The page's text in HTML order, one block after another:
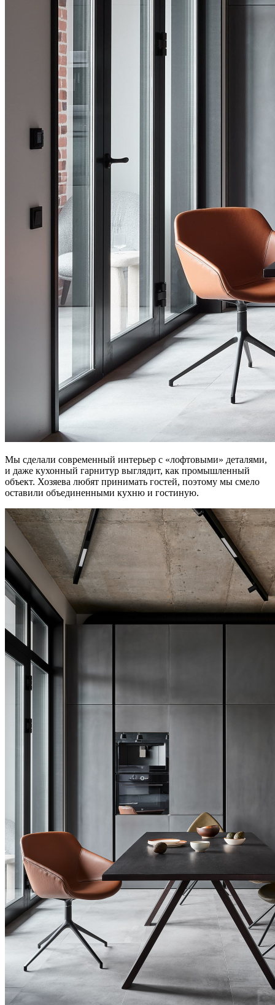
Мы сделали современный интерьер с «лофтовыми» деталями,
и даже кухонный гарнитур выглядит, как промышленный
объект. Хозяева любят принимать гостей, поэтому мы смело
оставили объединенными кухню и гостиную.